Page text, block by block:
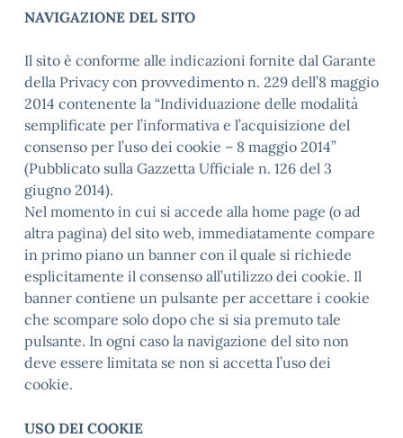
NAVIGAZIONE DEL SITO
Il sito è conforme alle indicazioni fornite dal Garante
della Privacy con provvedimento n. 229 dell’8 maggio
2014 contenente la “Individuazione delle modalità
semplificate per l’informativa e l’acquisizione del
consenso per l’uso dei cookie – 8 maggio 2014”
(Pubblicato sulla Gazzetta Ufficiale n. 126 del 3
giugno 2014).
Nel momento in cui si accede alla home page (o ad
altra pagina) del sito web, immediatamente compare
in primo piano un banner con il quale si richiede
esplicitamente il consenso all’utilizzo dei cookie. Il
banner contiene un pulsante per accettare i cookie
che scompare solo dopo che si sia premuto tale
pulsante. In ogni caso la navigazione del sito non
deve essere limitata se non si accetta l’uso dei
cookie.
USO DEI COOKIE